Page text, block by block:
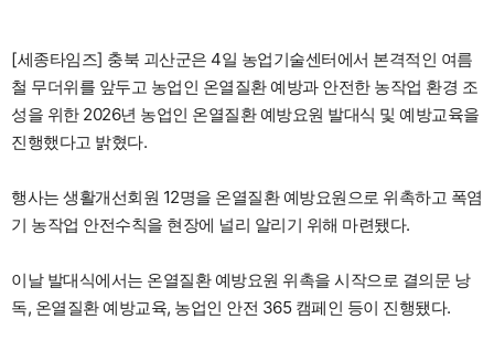
[세종타임즈] 충북 괴산군은 4일 농업기술센터에서 본격적인 여름
철 무더위를 앞두고 농업인 온열질환 예방과 안전한 농작업 환경 조
성을 위한 2026년 농업인 온열질환 예방요원 발대식 및 예방교육을
진행했다고 밝혔다.
행사는 생활개선회원 12명을 온열질환 예방요원으로 위촉하고 폭염
기 농작업 안전수칙을 현장에 널리 알리기 위해 마련됐다.
이날 발대식에서는 온열질환 예방요원 위촉을 시작으로 결의문 낭
독, 온열질환 예방교육, 농업인 안전 365 캠페인 등이 진행됐다.